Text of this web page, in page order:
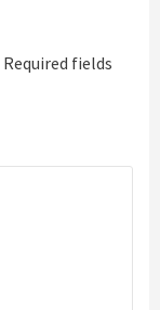
Required fields